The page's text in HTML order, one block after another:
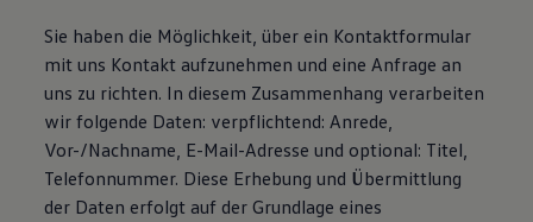
Sie haben die Möglichkeit, über ein Kontaktformular
mit uns Kontakt aufzunehmen und eine Anfrage an
uns zu richten. In diesem Zusammenhang verarbeiten
wir folgende Daten: verpflichtend: Anrede,
Vor-/Nachname, E-Mail-Adresse und optional: Titel,
Telefonnummer. Diese Erhebung und Übermittlung
der Daten erfolgt auf der Grundlage eines